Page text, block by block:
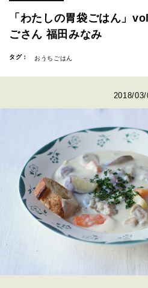
「わたしの胃袋ごはん」
ごさん 福田みなみ
タグ： おうちごはん
2018/03/